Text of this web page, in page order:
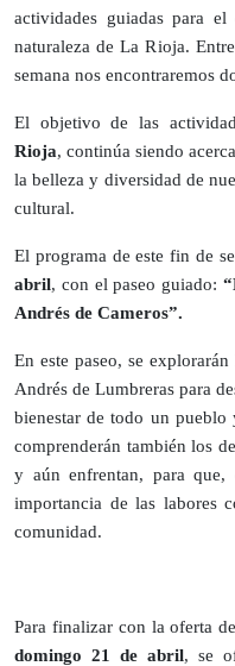
actividades guiadas para
naturaleza de La Rioja.
semana nos encontraremos
El objetivo de las
Rioja, continúa siendo
la belleza y diversidad de
cultural.
El programa de este fin de
abril, con el paseo guiado:
Andrés de Cameros”.
En este paseo, se
Andrés de Lumbreras para
bienestar de todo un pueblo
comprenderán también los
y aún enfrentan, para que,
importancia de las labores
comunidad.
Para finalizar con la oferta
domingo 21 de abril, se